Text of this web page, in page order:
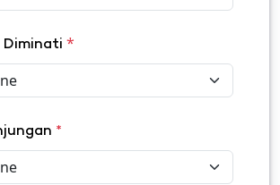
Diminati *
*